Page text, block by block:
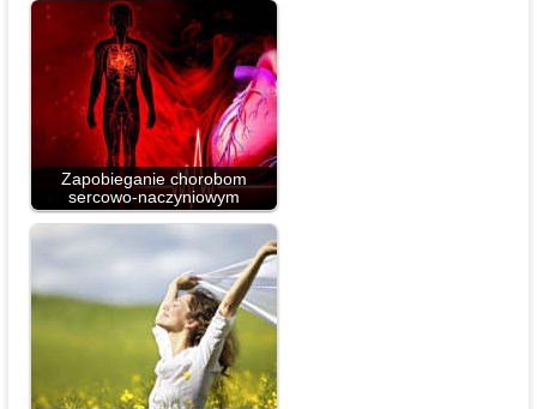
Zapobieganie chorobom
sercowo-naczyniowym